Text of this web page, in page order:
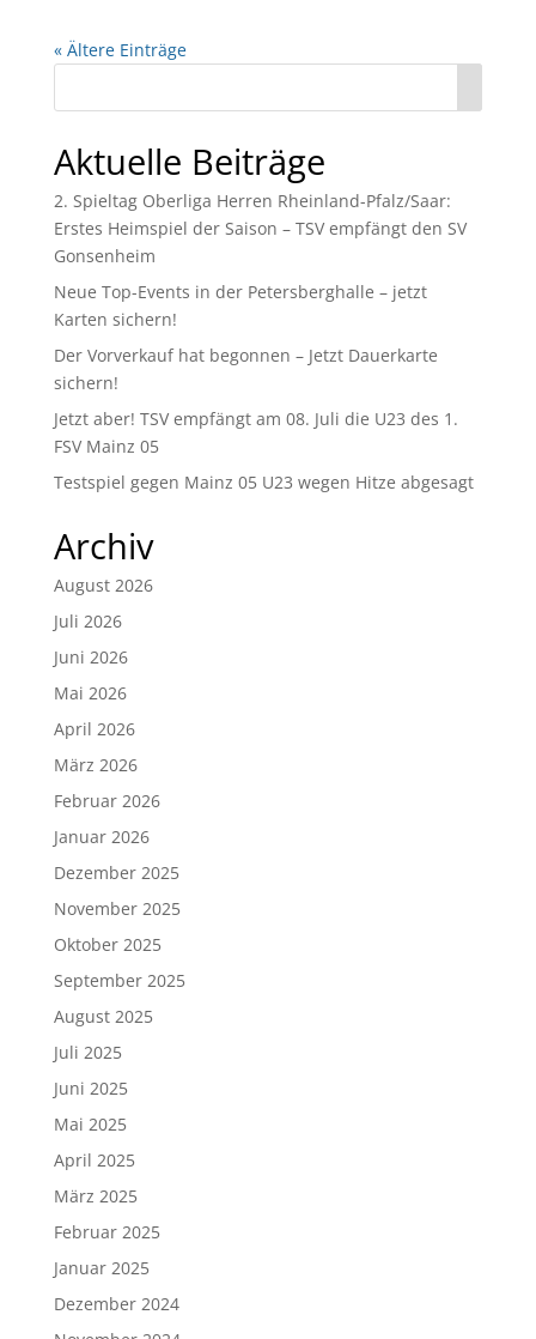
« Ältere Einträge
Aktuelle Beiträge
2. Spieltag Oberliga Herren Rheinland-Pfalz/Saar:
Erstes Heimspiel der Saison – TSV empfängt den SV
Gonsenheim
Neue Top-Events in der Petersberghalle – jetzt
Karten sichern!
Der Vorverkauf hat begonnen – Jetzt Dauerkarte
sichern!
Jetzt aber! TSV empfängt am 08. Juli die U23 des 1.
FSV Mainz 05
Testspiel gegen Mainz 05 U23 wegen Hitze abgesagt
Archiv
August 2026
Juli 2026
Juni 2026
Mai 2026
April 2026
März 2026
Februar 2026
Januar 2026
Dezember 2025
November 2025
Oktober 2025
September 2025
August 2025
Juli 2025
Juni 2025
Mai 2025
April 2025
März 2025
Februar 2025
Januar 2025
Dezember 2024